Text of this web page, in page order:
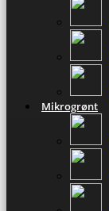
Mikrogrønt